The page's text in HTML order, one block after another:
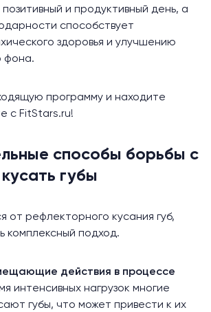
и продуктивный день, а
способствует
здоровья и улучшению
фона.
программу и находите
с FitStars.ru!
способы борьбы с
губы
от рефлекторного кусания губ,
комплексный подход.
действия в процессе
интенсивных нагрузок многие
губы, что может привести к их